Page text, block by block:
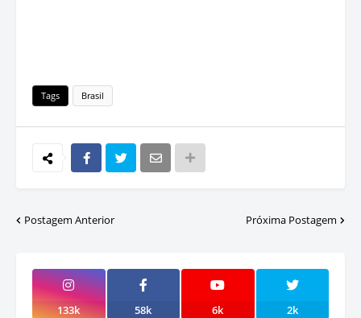
Tags Brasil
Postagem Anterior Próxima Postagem
133k 58k 6k 2k